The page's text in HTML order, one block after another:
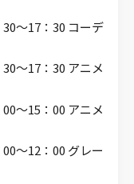
～17：30 コーデ
～17：30 アニメ
～15：00 アニメ
～12：00 グレー